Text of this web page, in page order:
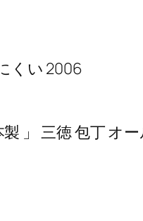
くい 2006
」 三徳 包丁 オ